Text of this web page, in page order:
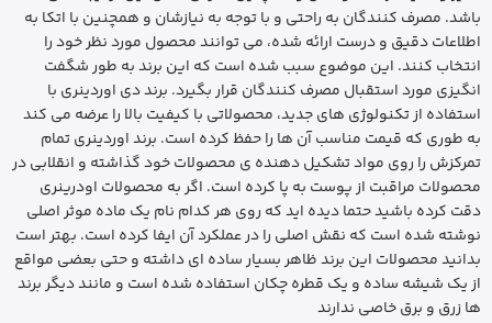
باشد. مصرف کنندگان به راحتی و با توجه به نیازشان و همچنین با اتکا به
اطلاعات دقیق و درست ارائه شده، می توانند محصول مورد نظر خود را
انتخاب کنند. این موضوع سبب شده است که این برند به طور شگفت
انگیزی مورد استقبال مصرف کنندگان قرار بگیرد. برند دی اوردینری با
استفاده از تکنولوژی های جدید، محصولاتی با کیفیت بالا را عرضه می کند
به طوری که قیمت مناسب آن ها را حفظ کرده است. برند اوردینری تمام
تمرکزش را روی مواد تشکیل دهنده ی محصولات خود گذاشته و انقلابی در
محصولات مراقبت از پوست به پا کرده است. اگر به محصولات اودرینری
دقت کرده باشید حتما دیده اید که روی هر کدام نام یک ماده موثر اصلی
نوشته شده است که نقش اصلی را در عملکرد آن ایفا کرده است. بهتر است
بدانید محصولات این برند ظاهر بسیار ساده ای داشته و حتی بعضی مواقع
از یک شیشه ساده و یک قطره چکان استفاده شده است و مانند دیگر برند
ها زرق و برق خاصی ندارند